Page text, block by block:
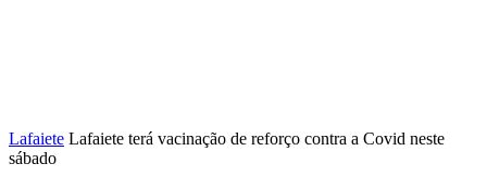
Lafaiete Lafaiete terá vacinação de reforço contra a Covid neste
sábado